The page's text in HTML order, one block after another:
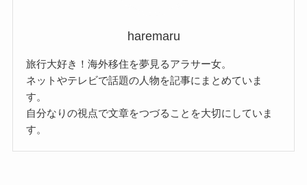
haremaru
旅行大好き！海外移住を夢見るアラサー女。
ネットやテレビで話題の人物を記事にまとめていま
す。
自分なりの視点で文章をつづることを大切にしていま
す。